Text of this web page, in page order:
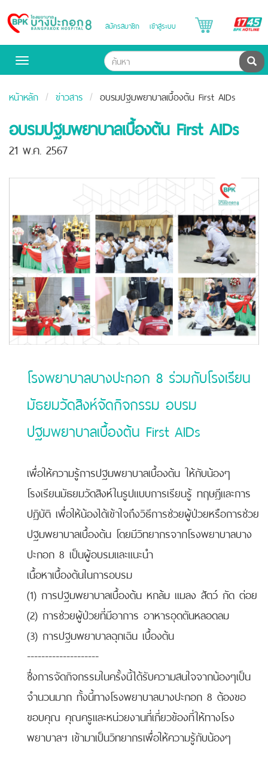
Bangpakok
Hospital
สมัครสมาชิก เข้าสู่ระบบ
Toggle
ค้น
หน้าหลัก ข่าวสาร อบรมปฐมพยาบาลเบื้องต้น First AIDs
อบรมปฐมพยาบาลเบื้องต้น First AIDs
21 พ.ค. 2567
โรงพยาบาลบางปะกอก 8 ร่วมกับโรงเรียน
มัธยมวัดสิงห์จัดกิจกรรม อบรม
ปฐมพยาบาลเบื้องต้น First AIDs
เพื่อให้ความรู้การปฐมพยาบาลเบื้องต้น ให้กับน้องๆ
โรงเรียนมัธยมวัดสิงห์ในรูปแบบการเรียนรู้ ทฤษฎีและการ
ปฏิบัติ เพื่อให้น้องได้เข้าใจถึงวิธีการช่วยผู้ป่วยหรือการช่วย
ปฐมพยาบาลเบื้องต้น โดยมีวิทยากรจากโรงพยาบาลบาง
ปะกอก 8 เป็นผู้อบรมและแนะนำ
เนื้อหาเบื้องต้นในการอบรม
(1) การปฐมพยาบาลเบื้องต้น หกล้ม แมลง สัตว์ กัด ต่อย
(2) การช่วยผู้ป่วยที่มีอาการ อาหารอุดตันหลอดลม
(3) การปฐมพยาบาลฉุกเฉิน เบื้องต้น
--------------------
ซึ่งการจัดกิจกรรมในครั้งนี้ได้รับความสนใจจากน้องๆเป็น
จำนวนมาก ทั้งนี้ทางโรงพยาบาลบางปะกอก 8 ต้องขอ
ขอบคุณ คุณครูและหน่วยงานที่เกี่ยวข้องที่ให้ทางโรง
พยาบาลฯ เข้ามาเป็นวิทยากรเพื่อให้ความรู้กับน้องๆ